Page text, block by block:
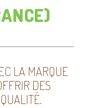
LA MARQUE
DES